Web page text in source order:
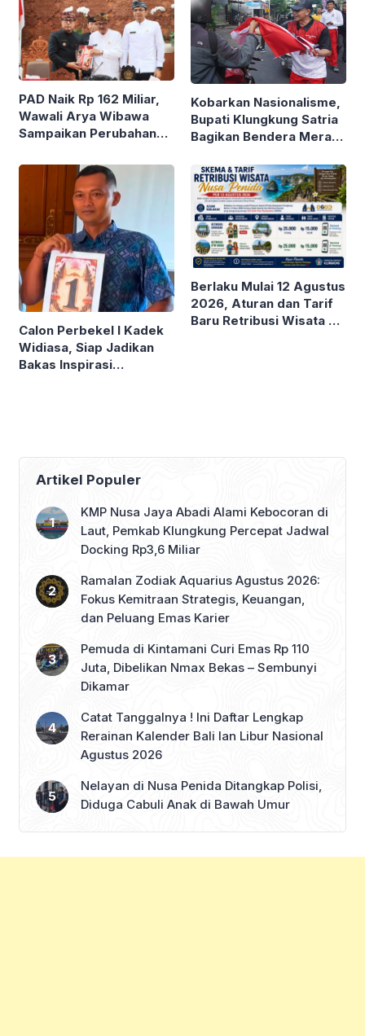
PAD Naik Rp 162 Miliar,
Wawali Arya Wibawa
Sampaikan Perubahan
Ranperda Event
Strategis
Kobarkan Nasionalisme,
Bupati Klungkung Satria
Bagikan Bendera Merah
Calon Perbekel I Kadek
Widiasa, Siap Jadikan
Bakas Inspirasi
Berlaku Mulai 12 Agustus
2026, Aturan dan Tarif
Baru Retribusi Wisata di
Artikel Populer
KMP Nusa Jaya Abadi Alami Kebocoran di
Laut, Pemkab Klungkung Percepat Jadwal
Docking Rp3,6 Miliar
Ramalan Zodiak Aquarius Agustus 2026:
Fokus Kemitraan Strategis, Keuangan,
dan Peluang Emas Karier
Pemuda di Kintamani Curi Emas Rp 110
Juta, Dibelikan Nmax Bekas – Sembunyi
Dikamar
Catat Tanggalnya ! Ini Daftar Lengkap
Rerainan Kalender Bali lan Libur Nasional
Agustus 2026
Nelayan di Nusa Penida Ditangkap Polisi,
Diduga Cabuli Anak di Bawah Umur